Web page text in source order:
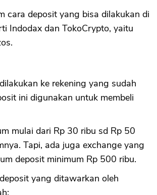
cara deposit yang bisa dilakukan di
Indodax dan TokoCrypto, yaitu
ke rekening yang sudah
ini digunakan untuk membeli
mulai dari Rp 30 ribu sd Rp 50
Tapi, ada juga exchange yang
deposit minimum Rp 500 ribu.
yang ditawarkan oleh